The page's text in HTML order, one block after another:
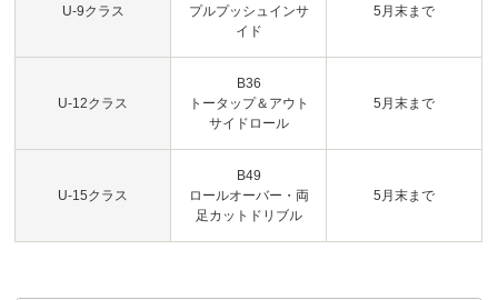
U-9クラス
プルプッシュインサ
イド
5月末まで
U-12クラス
B36
トータップ＆アウト
サイドロール
5月末まで
U-15クラス
B49
ロールオーバー・両
足カットドリブル
5月末まで